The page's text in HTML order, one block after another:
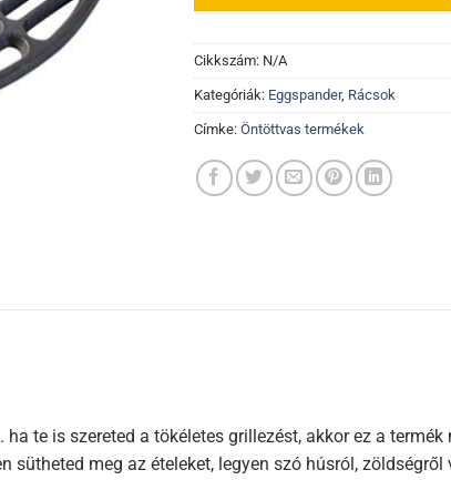
Cikkszám: N/A
Kategóriák: Eggspander, Rácsok
Címke: Öntöttvas termékek
te is szereted a tökéletes grillezést, akkor ez a
sütheted meg az ételeket, legyen szó húsról,